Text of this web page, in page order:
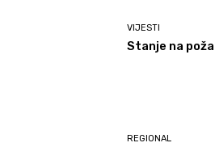
VIJESTI
Stanje na
REGIONAL